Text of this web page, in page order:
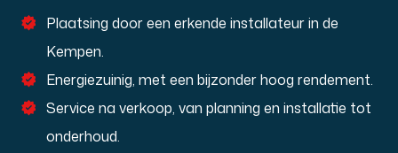
Plaatsing door een erkende installateur in de
Kempen.
Energiezuinig, met een bijzonder hoog rendement.
Service na verkoop, van planning en installatie tot
onderhoud.